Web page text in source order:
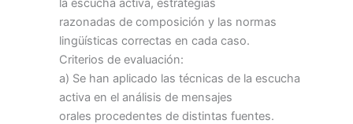
razonadas de composición y las normas
lingüísticas correctas en cada caso.
Criterios de evaluación:
a) Se han aplicado las técnicas de la escucha
activa en el análisis de mensajes
orales procedentes de distintas fuentes.